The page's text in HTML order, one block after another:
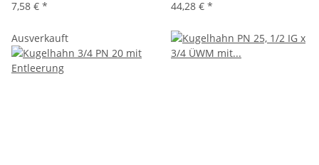
7,58 € *
44,28 € *
Ausverkauft